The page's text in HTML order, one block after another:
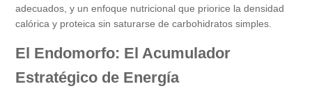
adecuados, y un enfoque nutricional que priorice la densidad
calórica y proteica sin saturarse de carbohidratos simples.
El Endomorfo: El Acumulador
Estratégico de Energía